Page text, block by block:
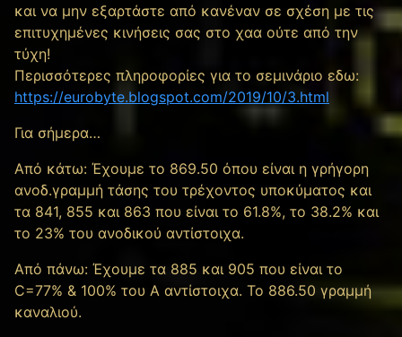
και να μην εξαρτάστε από κανέναν σε σχέση με τις
επιτυχημένες κινήσεις σας στο χαα ούτε από την
τύχη!
Περισσότερες πληροφορίες για το σεμινάριο εδω:
https://eurobyte.blogspot.com/2019/10/3.html
Για σήμερα…
Από κάτω: Έχουμε το 869.50 όπου είναι η γρήγορη
ανοδ.γραμμή τάσης του τρέχοντος υποκύματος και
τα 841, 855 και 863 που είναι το 61.8%, το 38.2% και
το 23% του ανοδικού αντίστοιχα.
Από πάνω: Έχουμε τα 885 και 905 που είναι το
C=77% & 100% του A αντίστοιχα. Το 886.50 γραμμή
καναλιού.